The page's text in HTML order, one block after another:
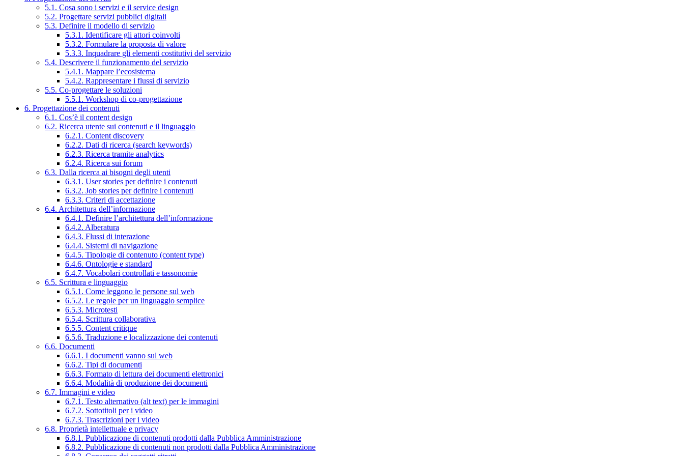
5.1. Cosa sono i servizi e il service design
5.2. Progettare servizi pubblici digitali
5.3. Definire il modello di servizio
5.3.1. Identificare gli attori coinvolti
5.3.2. Formulare la proposta di valore
5.3.3. Inquadrare gli elementi costitutivi del servizio
5.4. Descrivere il funzionamento del servizio
5.4.1. Mappare l’ecosistema
5.4.2. Rappresentare i flussi di servizio
5.5. Co-progettare le soluzioni
5.5.1. Workshop di co-progettazione
6. Progettazione dei contenuti
6.1. Cos’è il content design
6.2. Ricerca utente sui contenuti e il linguaggio
6.2.1. Content discovery
6.2.2. Dati di ricerca (search keywords)
6.2.3. Ricerca tramite analytics
6.2.4. Ricerca sui forum
6.3. Dalla ricerca ai bisogni degli utenti
6.3.1. User stories per definire i contenuti
6.3.2. Job stories per definire i contenuti
6.3.3. Criteri di accettazione
6.4. Architettura dell’informazione
6.4.1. Definire l’architettura dell’informazione
6.4.2. Alberatura
6.4.3. Flussi di interazione
6.4.4. Sistemi di navigazione
6.4.5. Tipologie di contenuto (content type)
6.4.6. Ontologie e standard
6.4.7. Vocabolari controllati e tassonomie
6.5. Scrittura e linguaggio
6.5.1. Come leggono le persone sul web
6.5.2. Le regole per un linguaggio semplice
6.5.3. Microtesti
6.5.4. Scrittura collaborativa
6.5.5. Content critique
6.5.6. Traduzione e localizzazione dei contenuti
6.6. Documenti
6.6.1. I documenti vanno sul web
6.6.2. Tipi di documenti
6.6.3. Formato di lettura dei documenti elettronici
6.6.4. Modalità di produzione dei documenti
6.7. Immagini e video
6.7.1. Testo alternativo (alt text) per le immagini
6.7.2. Sottotitoli per i video
6.7.3. Trascrizioni per i video
6.8. Proprietà intellettuale e privacy
6.8.1. Pubblicazione di contenuti prodotti dalla Pubblica Amministrazione
6.8.2. Pubblicazione di contenuti non prodotti dalla Pubblica Amministrazione